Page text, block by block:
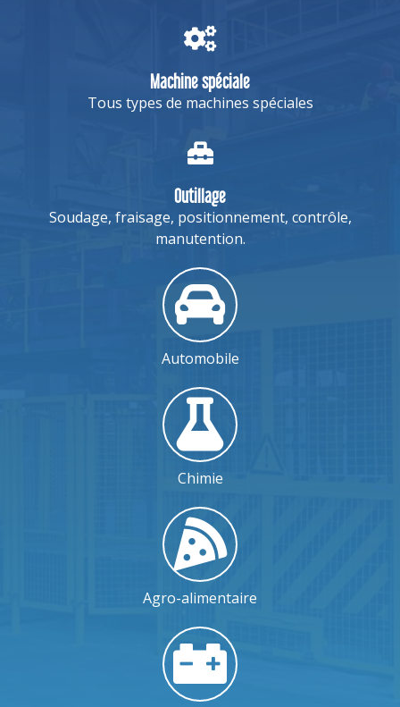
Machine spéciale
Tous types de machines spéciales
Outillage
Soudage, fraisage, positionnement, contrôle,
manutention.
Automobile
Chimie
Agro-alimentaire